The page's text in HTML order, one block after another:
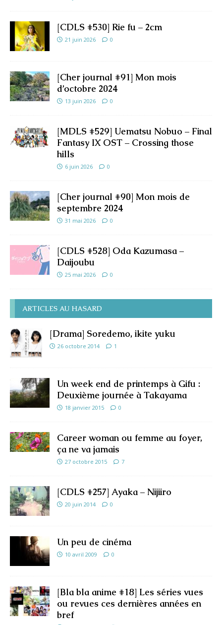
[CDLS #530] Rie fu – 2cm
21 juin 2026 0
[Cher journal #91] Mon mois
d’octobre 2024
13 juin 2026 0
[MDLS #529] Uematsu Nobuo – Final
Fantasy IX OST – Crossing those
hills
6 juin 2026 0
[Cher journal #90] Mon mois de
septembre 2024
31 mai 2026 0
[CDLS #528] Oda Kazumasa –
Daijoubu
25 mai 2026 0
ARTICLES AU HASARD
[Drama] Soredemo, ikite yuku
26 octobre 2014 1
Un week end de printemps à Gifu :
Deuxième journée à Takayama
18 janvier 2015 0
Career woman ou femme au foyer,
ça ne va jamais
27 octobre 2015 7
[CDLS #257] Ayaka – Nijiiro
20 juin 2014 0
Un peu de cinéma
10 avril 2009 0
[Bla bla anime #18] Les séries vues
ou revues ces dernières années en
bref